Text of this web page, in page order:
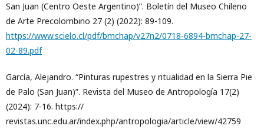
San Juan (Centro Oeste Argentino)”. Boletín del Museo Chileno
de Arte Precolombino 27 (2) (2022): 89-109.
https://www.scielo.cl/pdf/bmchap/v27n2/0718-6894-bmchap-27-
02-89.pdf
García, Alejandro. “Pinturas rupestres y ritualidad en la Sierra Pie
de Palo (San Juan)”. Revista del Museo de Antropología 17(2)
(2024): 7-16. https://
revistas.unc.edu.ar/index.php/antropologia/article/view/42759